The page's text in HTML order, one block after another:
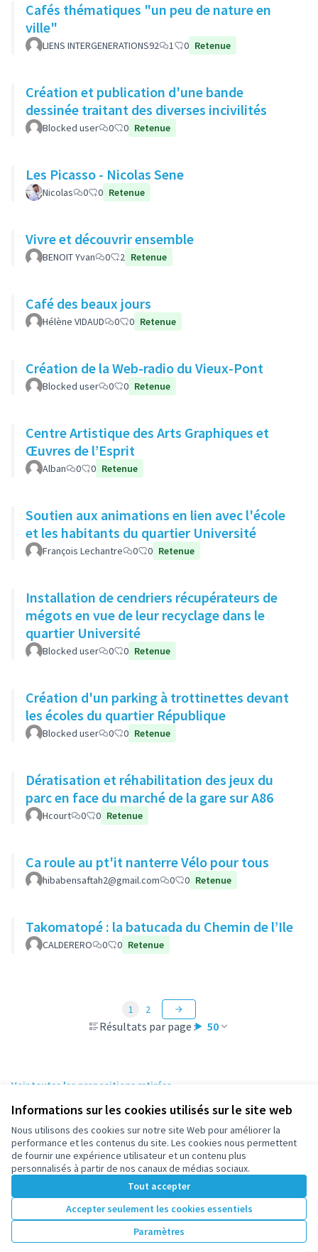
Informations sur les cookies utilisés sur le site web
Nous utilisons des cookies sur notre site Web pour améliorer la
performance et les contenus du site. Les cookies nous permettent
de fournir une expérience utilisateur et un contenu plus
personnalisés à partir de nos canaux de médias sociaux.
Tout accepter
Accepter seulement les cookies essentiels
Paramètres
Cafés thématiques "un peu de nature en
ville"
LIENS INTERGENERATIONS92 1 0 Retenue
Création et publication d'une bande
dessinée traitant des diverses incivilités
Blocked user 0 0 Retenue
Les Picasso - Nicolas Sene
Nicolas 0 0 Retenue
Vivre et découvrir ensemble
BENOIT Yvan 0 2 Retenue
Café des beaux jours
Hélène VIDAUD 0 0 Retenue
Création de la Web-radio du Vieux-Pont
Blocked user 0 0 Retenue
Centre Artistique des Arts Graphiques et
Œuvres de l’Esprit
Alban 0 0 Retenue
Soutien aux animations en lien avec l'école
et les habitants du quartier Université
François Lechantre 0 0 Retenue
Installation de cendriers récupérateurs de
mégots en vue de leur recyclage dans le
quartier Université
Blocked user 0 0 Retenue
Création d'un parking à trottinettes devant
les écoles du quartier République
Blocked user 0 0 Retenue
Dératisation et réhabilitation des jeux du
parc en face du marché de la gare sur A86
Hcourt 0 0 Retenue
Ca roule au pt'it nanterre Vélo pour tous
hibabensaftah2@gmail.com 0 0 Retenue
Takomatopé : la batucada du Chemin de l’Ile
CALDERERO 0 0 Retenue
Résultats par page : 50
1 2
Voir toutes les propositions retirées
Conditions d'utilisation
Paramètres des cookies
participez.nanterre.fr sur X
(Lien externe)
participez.nanterre.fr sur Facebook
participez.nanterre.fr sur Instagram
participez.nanterre.fr sur YouTube
(Lien externe)
participez.nanterre.fr sur GitHub
(Lien externe)
Site réalisé grâce aulogiciel libre Decidim .
Licence
(Lien